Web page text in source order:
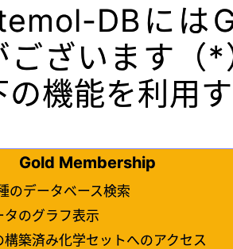
DBには
ございます（
の機能を利用
Gold Membership
のデータベース検索
タのグラフ表示
構築済み化学セットへのアクセス